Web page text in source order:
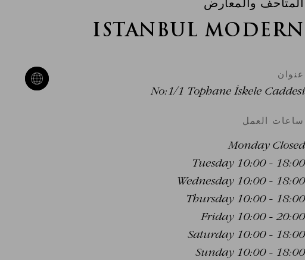
Fa
المتاحف والمعارض
ISTANBUL MODERN
عنوان
No:1/1 Tophane İskele Caddesi
ساعات العمل
Monday Closed
Tuesday 10:00 - 18:00
Wednesday 10:00 - 18:00
Thursday 10:00 - 18:00
Friday 10:00 - 20:00
Saturday 10:00 - 18:00
Sunday 10:00 - 18:00